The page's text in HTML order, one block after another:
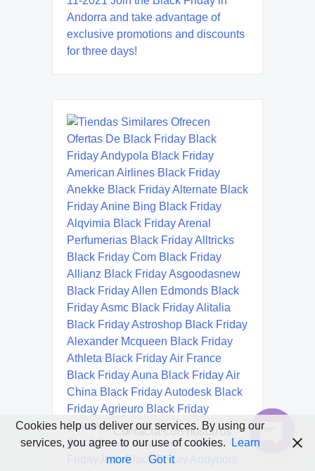
Cookies help us deliver our services. By using our
services, you agree to our use of cookies.
Learn
more
Got it
Contacta con nosotros